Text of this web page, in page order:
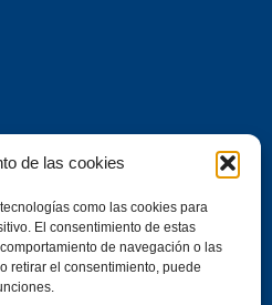
de las cookies
como las cookies para
El consentimiento de estas
de navegación o las
retirar el consentimiento, puede